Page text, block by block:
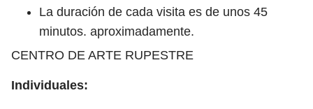
La duración de cada visita es de unos 45
minutos. aproximadamente.
CENTRO DE ARTE RUPESTRE
Individuales: